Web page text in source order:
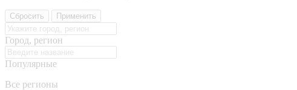
Сбросить Применить
Город, регион
Популярные
Все регионы